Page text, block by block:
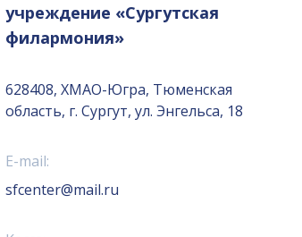
учреждение «Сургутская
филармония»
628408, ХМАО-Югра, Тюменская
область, г. Сургут, ул. Энгельса, 18
E-mail:
sfcenter@mail.ru